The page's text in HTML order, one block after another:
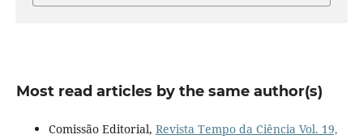
Most read articles by the same author(s)
Comissão Editorial, Revista Tempo da Ciência Vol. 19,